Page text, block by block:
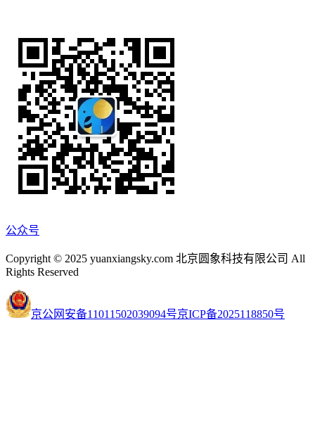
公众号
Copyright © 2025 yuanxiangsky.com 北京圆象科技有限公司 All
Rights Reserved
京公网安备11011502039094号京ICP备2025118850号